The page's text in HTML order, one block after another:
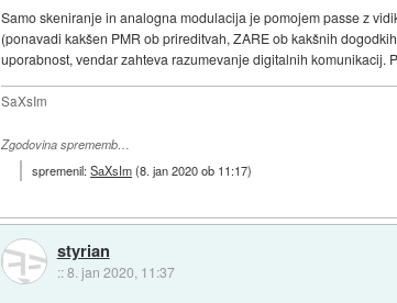
Samo skeniranje in analogna modulacija je pomojem passe z
(ponavadi kakšen PMR ob prireditvah, ZARE ob kakšnih
uporabnost, vendar zahteva razumevanje digitalnih
SaXsIm
Zgodovina sprememb…
spremenil:SaXsIm(8. jan 2020 ob 11:17)
styrian
::8. jan 2020, 11:37